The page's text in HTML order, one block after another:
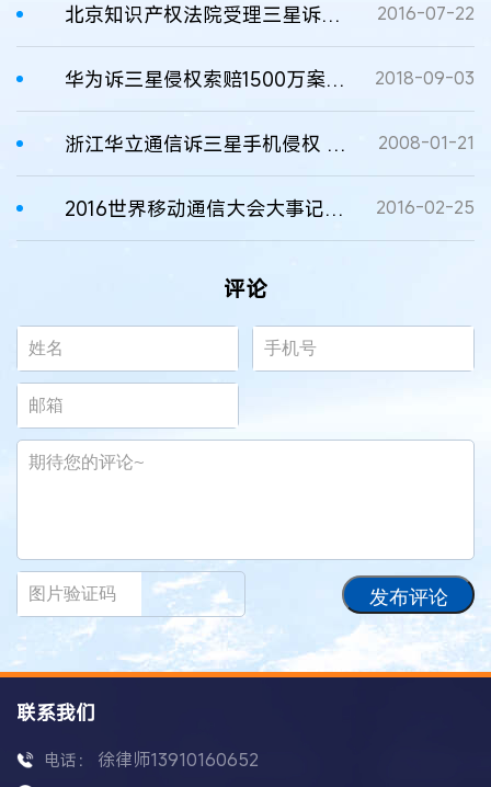
北京知识产权法院受理三星诉华为手机、平板电脑侵犯专利权纠纷六案 2016-07-22
华为诉三星侵权索赔1500万案开庭审理 涉三星5款手机 2018-09-03
浙江华立通信诉三星手机侵权 近期将开庭审理 2008-01-21
2016世界移动通信大会大事记之最新最热的智能手机和智能硬件 2016-02-25
评论
发布评论
联系我们
电话： 徐律师13910160652